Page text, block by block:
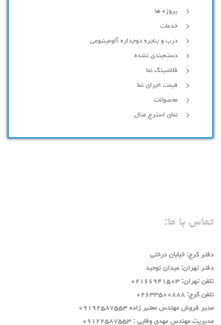
پروژه ها
خدمات
درب و پنجره دوجداره آلومینیومی
دسته‌بندی نشده
فلاشینگ نما
قیمت اجرای نما
محصولات
نمای استرچ متال
تماس با ما:
دفتر كرج: خيابان درختي
دفتر تهران: ميدان توحيد
تلفن تهران: ٠٢١٦٦٩٤١٥٠٣
تلفن كرج: ٠٢٦٣٣٥٠٠٨٨٨
مدير فروش مهندس معتبر زاده ٠٩١٩٢٥٨٧٥٥٣
مديريت مهندس مهدي وفايي : ٠٩١٢٢٥٨٧٥٥٣